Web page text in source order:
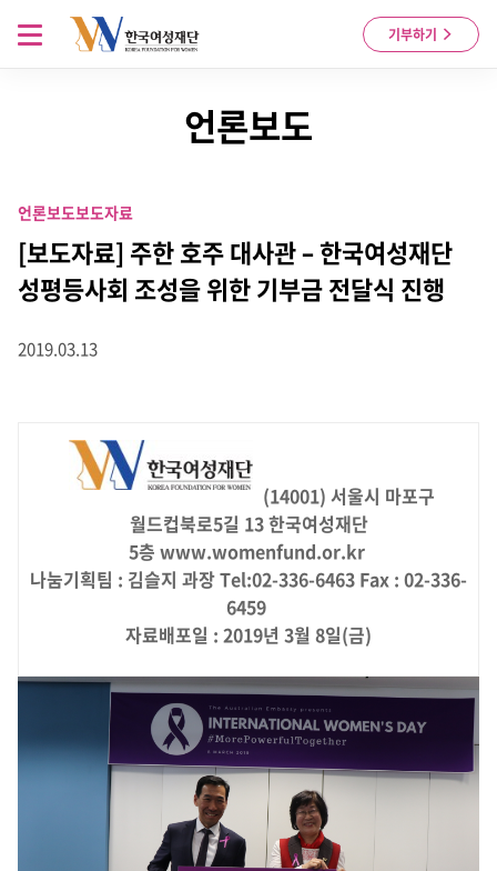
Skip to content
기부하기
메뉴 열기
언론보도
언론보도보도자료
[보도자료] 주한 호주 대사관 – 한국여성재단
성평등사회 조성을 위한 기부금 전달식 진행
2019.03.13
(14001) 서울시 마포구
월드컵북로5길 13 한국여성재단
5층 www.womenfund.or.kr
나눔기획팀 : 김슬지 과장 Tel:02-336-6463 Fax : 02-336-
6459
자료배포일 : 2019년 3월 8일(금)